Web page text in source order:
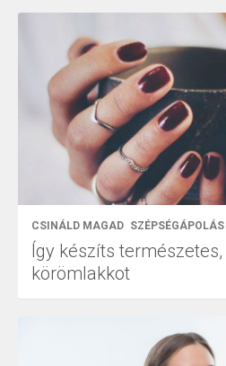
CSINÁLD MAGAD
Így készíts
körömlakkot